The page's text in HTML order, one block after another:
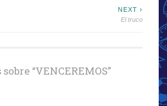
NEXT ›
El truco
“VENCEREMOS”